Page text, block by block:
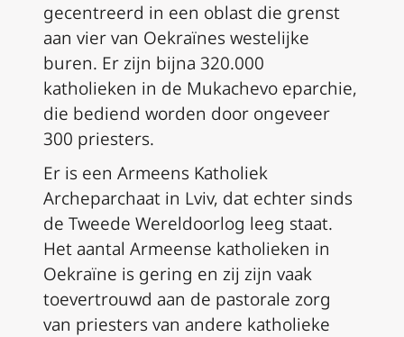
gecentreerd in een oblast die grenst
aan vier van Oekraïnes westelijke
buren. Er zijn bijna 320.000
katholieken in de Mukachevo eparchie,
die bediend worden door ongeveer
300 priesters.
Er is een Armeens Katholiek
Archeparchaat in Lviv, dat echter sinds
de Tweede Wereldoorlog leeg staat.
Het aantal Armeense katholieken in
Oekraïne is gering en zij zijn vaak
toevertrouwd aan de pastorale zorg
van priesters van andere katholieke